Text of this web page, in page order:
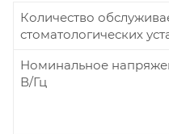
Количество
стоматологических
Номинальное
В/Гц